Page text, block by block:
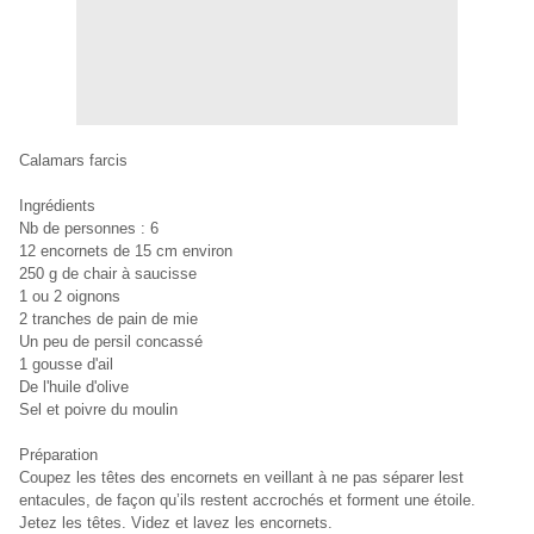
Calamars farcis
Ingrédients
Nb de personnes : 6
12 encornets de 15 cm environ
250 g de chair à saucisse
1 ou 2 oignons
2 tranches de pain de mie
Un peu de persil concassé
1 gousse d'ail
De l'huile d'olive
Sel et poivre du moulin
Préparation
Coupez les têtes des encornets en veillant à ne pas séparer lest
entacules, de façon qu’ils restent accrochés et forment une étoile.
Jetez les têtes. Videz et lavez les encornets.